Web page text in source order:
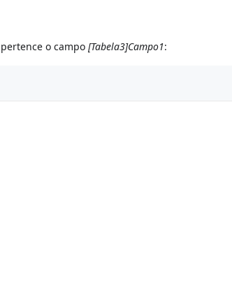
o campo[Tabela3]Campo1: